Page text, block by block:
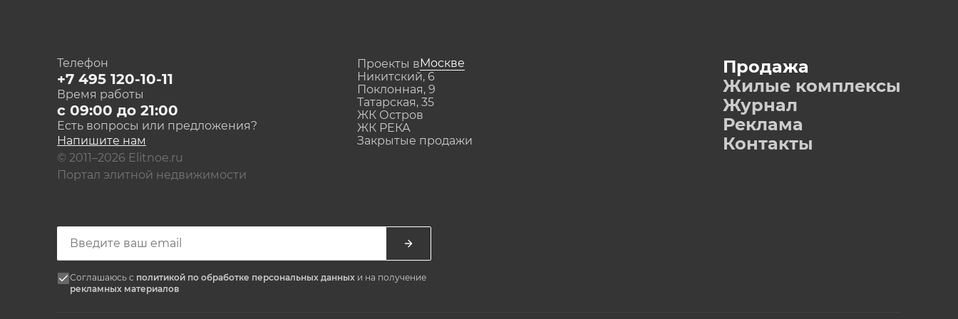
Телефон
+7 495 120-10-11
Время работы
с 09:00 до 21:00
Есть вопросы или предложения?
Напишите нам
© 2011–2026 Elitnoe.ru
Портал элитной недвижимости
Проекты вМоскве
Никитский, 6
Поклонная, 9
Татарская, 35
ЖК Остров
ЖК РЕКА
Закрытые продажи
Продажа
Жилые комплексы
Журнал
Реклама
Контакты
Соглашаюсь с политикой по обработке персональных данных и на получение
рекламных материалов